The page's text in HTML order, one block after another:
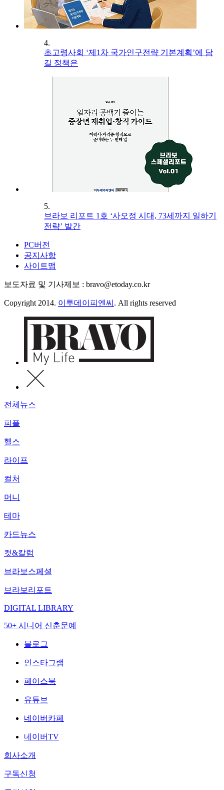
4.
초고령사회 ‘제1차 국가인구전략 기본계획’에 담
길 정책은
5.
브라보 리포트 1호 ‘사오정 시대, 73세까지 일하기
전략’ 발간
PC버전
공지사항
사이트맵
보도자료 및 기사제보 : bravo@etoday.co.kr
Copyright 2014. 이투데이피엔씨 . All rights reserved
전체뉴스
피플
헬스
라이프
컬처
머니
테마
카드뉴스
컷&칼럼
브라보스페셜
브라보리포트
DIGITAL LIBRARY
50+ 시니어 신춘문예
블로그
인스타그램
페이스북
유튜브
네이버카페
네이버TV
회사소개
구독신청